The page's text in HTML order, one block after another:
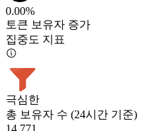
0.00%
토큰 보유자 증가
집중도 지표
극심한
총 보유자 수 (24시간 기준)
14,771